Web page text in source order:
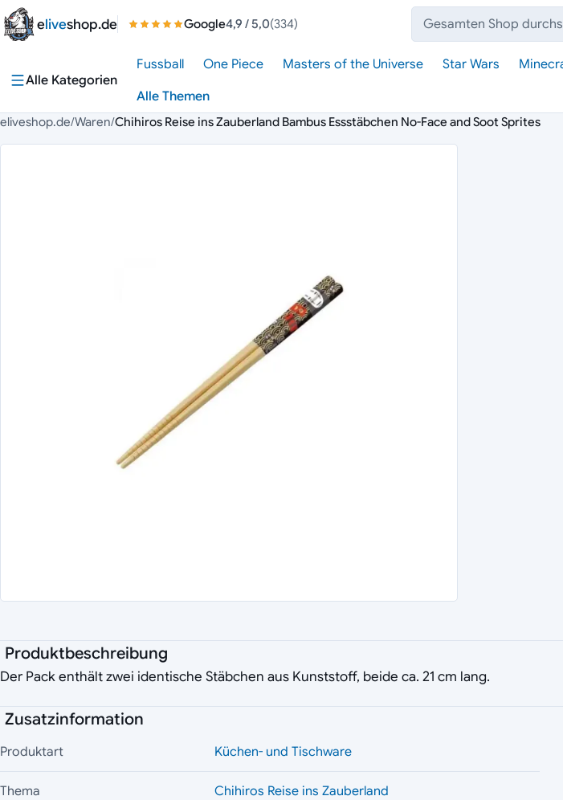
Zum Inhalt springen
eliveshop.de Google4,9 / 5,0(334)
Suche:
Alle Kategorien
Fussball One Piece Masters of the Universe Star Wars
Alle Themen
eliveshop.de/Waren/Chihiros Reise ins Zauberland Bambus Essstäbchen No-Face and Soot Sprites
Produktbeschreibung
Der Pack enthält zwei identische Stäbchen aus Kunststoff, beide ca. 21 cm lang.
Zusatzinformation
Produktart Küchen- und Tischware
Thema Chihiros Reise ins Zauberland